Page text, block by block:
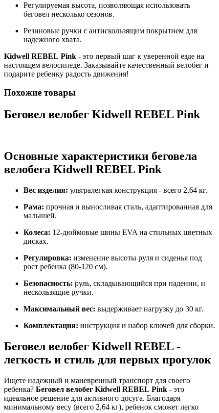
Регулируемая высота, позволяющая использовать
беговел несколько сезонов.
Резиновые ручки с антискользящим покрытием для
надежного хвата.
Kidwell REBEL Pink - это первый шаг к уверенной езде на
настоящем велосипеде. Заказывайте качественный велобег и
подарите ребенку радость движения!
Похожие товары
Беговел велобег Kidwell REBEL Pink
Основные характеристики беговела
велобега Kidwell REBEL Pink
Вес изделия: ультралегкая конструкция - всего 2,64 кг.
Рама: прочная и выносливая сталь, адаптированная для
малышей.
Колеса: 12-дюймовые шины EVA на стильных цветных
дисках.
Регулировка: изменение высоты руля и сиденья под
рост ребенка (80-120 см).
Безопасность: руль, складывающийся при падении, и
нескользящие ручки.
Максимальный вес: выдерживает нагрузку до 30 кг.
Комплектация: инструкция и набор ключей для сборки.
Беговел велобег Kidwell REBEL -
легкость и стиль для первых прогулок
Ищете надежный и маневренный транспорт для своего
ребенка? Беговел велобег Kidwell REBEL Pink - это
идеальное решение для активного досуга. Благодаря
минимальному весу (всего 2,64 кг), ребенок сможет легко